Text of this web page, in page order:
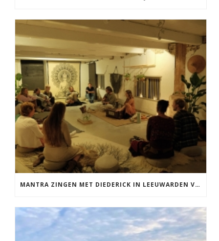
MANTRA ZINGEN MET DIEDERICK IN LEEUWARDEN VRIJDAG 12 JUNI KIRTAN